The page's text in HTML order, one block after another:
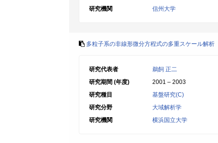
研究機関
信州大学
多粒子系の非線形微分方程式の多重スケール解析
研究代表者
鵜飼 正二
研究期間 (年度)
2001 – 2003
研究種目
基盤研究(C)
研究分野
大域解析学
研究機関
横浜国立大学